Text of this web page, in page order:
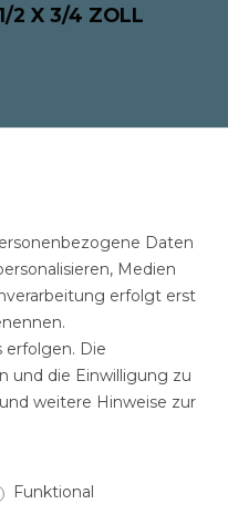
2 X 3/4 ZOLL
Daten
Medien
erfolgt erst
Die
und die Einwilligung zu
und weitere Hinweise zur
Funktional